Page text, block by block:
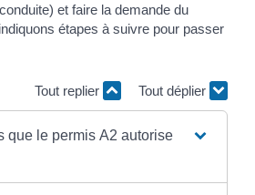
et faire la demande du
étapes à suivre pour passer
Tout replier Tout déplier
que le permis A2 autorise